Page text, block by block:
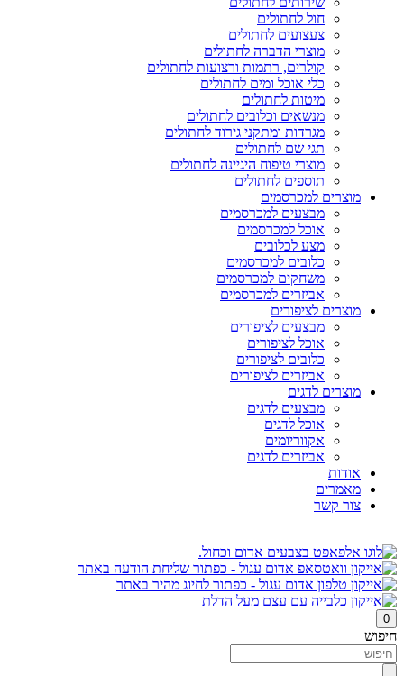
חול לחתולים
צעצועים לחתולים
מוצרי הדברה לחתולים
קולרים, רתמות ורצועות לחתולים
כלי אוכל ומים לחתולים
מיטות לחתולים
מנשאים וכלובים לחתולים
מגרדות ומתקני גירוד לחתולים
תגי שם לחתולים
מוצרי טיפוח היגיינה לחתולים
תוספים לחתולים
מוצרים למכרסמים
מבצעים למכרסמים
אוכל למכרסמים
מצע לכלובים
כלובים למכרסמים
משחקים למכרסמים
אביזרים למכרסמים
מוצרים לציפורים
מבצעים לציפורים
אוכל לציפורים
כלובים לציפורים
אביזרים לציפורים
מוצרים לדגים
מבצעים לדגים
אוכל לדגים
אקווריומים
אביזרים לדגים
אודות
מאמרים
צור קשר
0
חיפוש